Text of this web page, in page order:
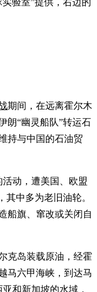
期间，在远离霍尔木
朗“幽灵船队”转运石
持与中国的石油贸
活动，遭美国、欧盟
其中多为老旧油轮。
船旗、窜改或关闭自
克岛装载原油，经霍
马六甲海峡，到达马
和新加坡的水域，